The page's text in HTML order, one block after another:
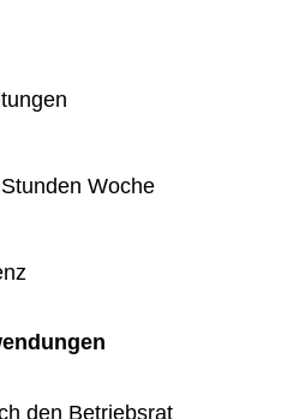
Woche
den Betriebsrat